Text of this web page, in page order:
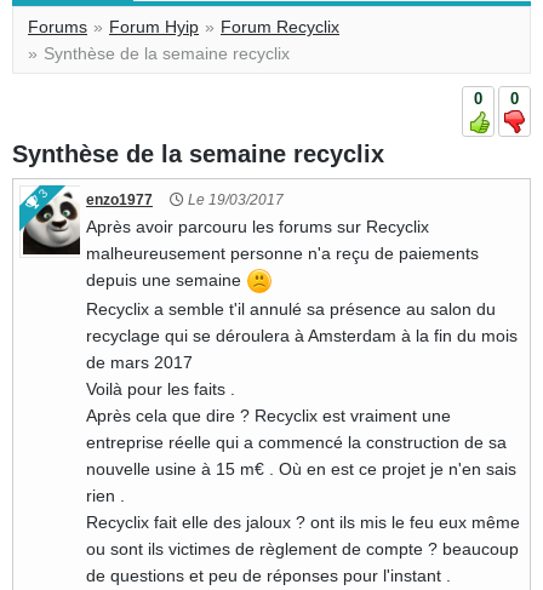
Forums
Forum Hyip
Forum Recyclix
Synthèse de la semaine recyclix
0 0
Synthèse de la semaine recyclix
3 enzo1977 Le 19/03/2017
Après avoir parcouru les forums sur Recyclix
malheureusement personne n'a reçu de paiements
depuis une semaine
Recyclix a semble t'il annulé sa présence au salon du
recyclage qui se déroulera à Amsterdam à la fin du mois
de mars 2017
Voilà pour les faits .
Après cela que dire ? Recyclix est vraiment une
entreprise réelle qui a commencé la construction de sa
nouvelle usine à 15 m€ . Où en est ce projet je n'en sais
rien .
Recyclix fait elle des jaloux ? ont ils mis le feu eux même
ou sont ils victimes de règlement de compte ? beaucoup
de questions et peu de réponses pour l'instant .